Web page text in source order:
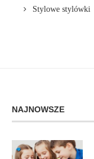
Stylowe stylówki
NAJNOWSZE